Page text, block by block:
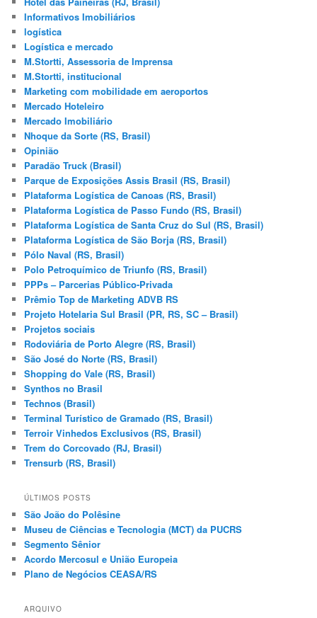
Informativos Imobiliários
logística
Logística e mercado
M.Stortti, Assessoria de Imprensa
M.Stortti, institucional
Marketing com mobilidade em aeroportos
Mercado Hoteleiro
Mercado Imobiliário
Nhoque da Sorte (RS, Brasil)
Opinião
Paradão Truck (Brasil)
Parque de Exposições Assis Brasil (RS, Brasil)
Plataforma Logística de Canoas (RS, Brasil)
Plataforma Logística de Passo Fundo (RS, Brasil)
Plataforma Logística de Santa Cruz do Sul (RS, Brasil)
Plataforma Logística de São Borja (RS, Brasil)
Pólo Naval (RS, Brasil)
Polo Petroquímico de Triunfo (RS, Brasil)
PPPs – Parcerias Público-Privada
Prêmio Top de Marketing ADVB RS
Projeto Hotelaria Sul Brasil (PR, RS, SC – Brasil)
Projetos sociais
Rodoviária de Porto Alegre (RS, Brasil)
São José do Norte (RS, Brasil)
Shopping do Vale (RS, Brasil)
Synthos no Brasil
Technos (Brasil)
Terminal Turístico de Gramado (RS, Brasil)
Terroir Vinhedos Exclusivos (RS, Brasil)
Trem do Corcovado (RJ, Brasil)
Trensurb (RS, Brasil)
ÚLTIMOS POSTS
São João do Polêsine
Museu de Ciências e Tecnologia (MCT) da PUCRS
Segmento Sênior
Acordo Mercosul e União Europeia
Plano de Negócios CEASA/RS
ARQUIVO